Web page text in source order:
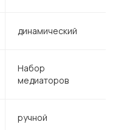
динамический
Набор
медиаторов
ручной